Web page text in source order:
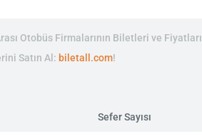
Otobüs Firmalarının Biletleri ve Fiyatları
Satın Al: biletall.com!
Sefer Sayısı